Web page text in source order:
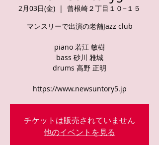
2月03日(金)
  |
曾根崎２丁目１０−１５
マンスリーで出演の老舗Jazz club
piano 若江 敏樹
bass 砂川 雅城
drums 高野 正明
https://www.newsuntory5.jp
チケットは販売されていません
他のイベントを見る